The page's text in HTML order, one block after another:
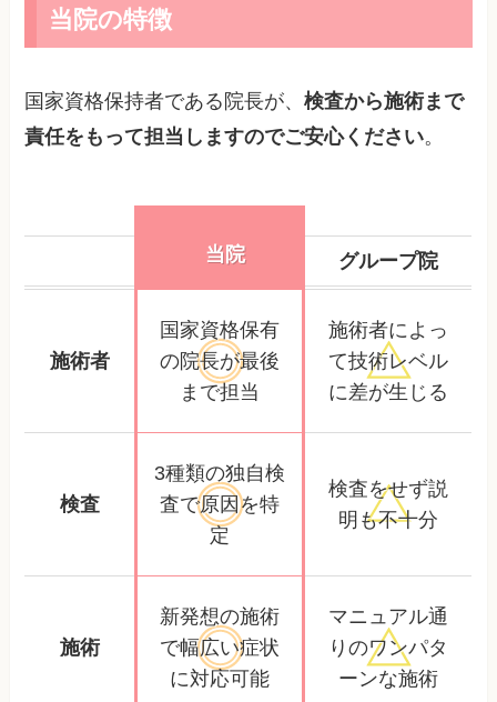
当院の特徴
国家資格保持者である院長が、検査から施術まで
責任をもって担当しますのでご安心ください。
当院 グループ院
施術者
国家資格保有
の院長が最後
まで担当
施術者によっ
て技術レベル
に差が生じる
検査
3種類の独自検
査で原因を特
定
検査をせず説
明も不十分
施術
新発想の施術
で幅広い症状
に対応可能
マニュアル通
りのワンパタ
ーンな施術